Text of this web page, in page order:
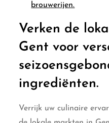
brouwerijen.
Verken de
Gent voor
ingrediënten.
Verrijk uw culinaire